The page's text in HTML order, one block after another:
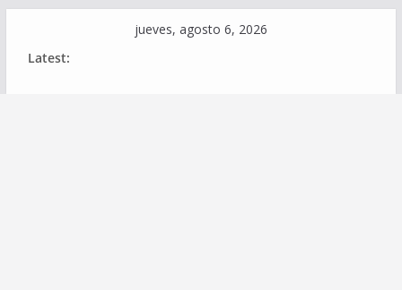
jueves, agosto 6, 2026
Latest: